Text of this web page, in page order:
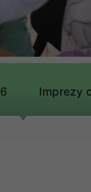
Imprezy